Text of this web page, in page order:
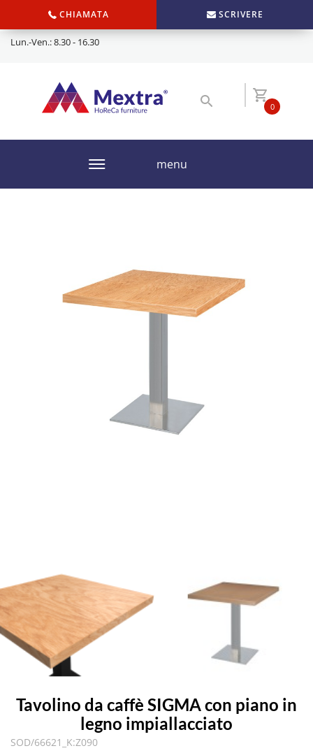
CHIAMATA SCRIVERE
Lun.-Ven.: 8.30 - 16.30
0
menu
Tavolino da caffè SIGMA con piano in
legno impiallacciato
SOD/66621_K:Z090